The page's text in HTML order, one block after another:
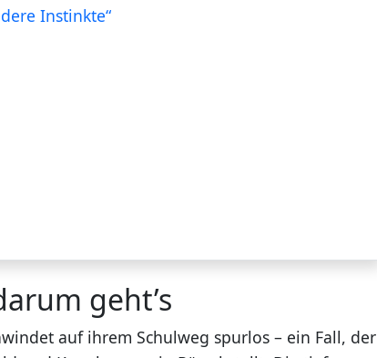
Instinkte“
geht’s
auf ihrem Schulweg spurlos – ein Fall, der